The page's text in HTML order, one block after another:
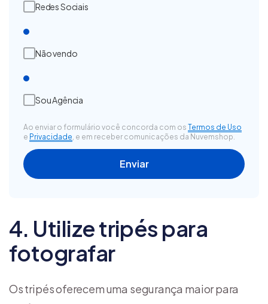
Redes Sociais
Não vendo
Sou Agência
Ao enviar o formulário você concorda com os Termos de Uso
e Privacidade, e em receber comunicações da Nuvemshop.
4. Utilize tripés para
fotografar
Os tripés oferecem uma segurança maior para